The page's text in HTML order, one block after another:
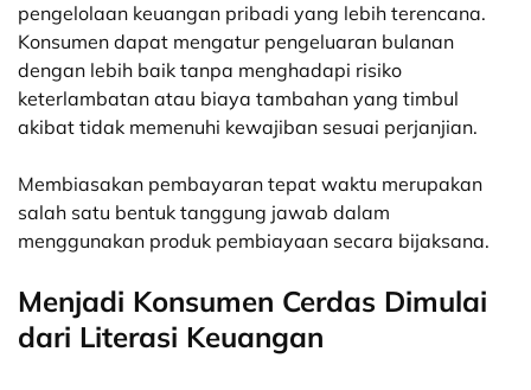
pengelolaan keuangan pribadi yang lebih terencana.
Konsumen dapat mengatur pengeluaran bulanan
dengan lebih baik tanpa menghadapi risiko
keterlambatan atau biaya tambahan yang timbul
akibat tidak memenuhi kewajiban sesuai perjanjian.
Membiasakan pembayaran tepat waktu merupakan
salah satu bentuk tanggung jawab dalam
menggunakan produk pembiayaan secara bijaksana.
Menjadi Konsumen Cerdas Dimulai
dari Literasi Keuangan